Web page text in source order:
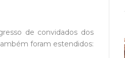
de convidados dos
foram estendidos: